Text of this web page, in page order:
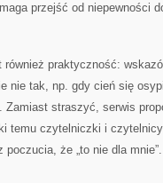
przejść od niepewności
również praktyczność:
nie tak, np. gdy cień się
Zamiast straszyć, serwis
temu czytelniczki i
że „to nie dla mnie”.